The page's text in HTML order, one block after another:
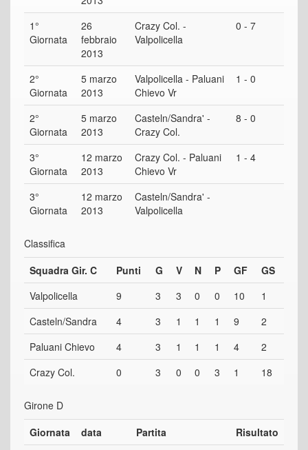
1°
Giornata
26
febbraio
2013
Crazy Col. -
Valpolicella
0 - 7
2°
Giornata
5 marzo
2013
Valpolicella - Paluani
Chievo Vr
1 - 0
2°
Giornata
5 marzo
2013
Casteln/Sandra' -
Crazy Col.
8 - 0
3°
Giornata
12 marzo
2013
Crazy Col. - Paluani
Chievo Vr
1 - 4
3°
Giornata
12 marzo
2013
Casteln/Sandra' -
Valpolicella
Classifica
Squadra Gir. C
Punti G V N P GF
GS
Valpolicella
9 3 3 0 0 10
1
Casteln/Sandra
4 3 1 1 1 9
2
Paluani Chievo
4 3 1 1 1 4
2
Crazy Col.
0 3 0 0 3 1 18
Girone D
Giornata
data Partita
Risultato